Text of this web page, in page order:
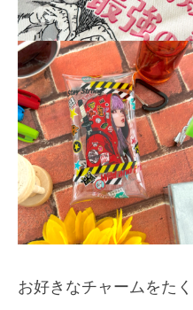
お好きなチャームをた